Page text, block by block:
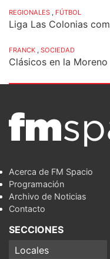
REGIONALES , FÚTBOL
Liga Las Colonias
FRANCK , SOCIEDAD
Clásicos en la Moreno
Acerca de FM Spacio
Programación
Archivo de Noticias
Contacto
SECCIONES
Locales